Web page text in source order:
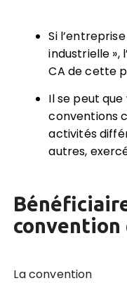
Si
industrielle »,
CA de cette
Il se peut que
conventions
activités
autres,
La convention